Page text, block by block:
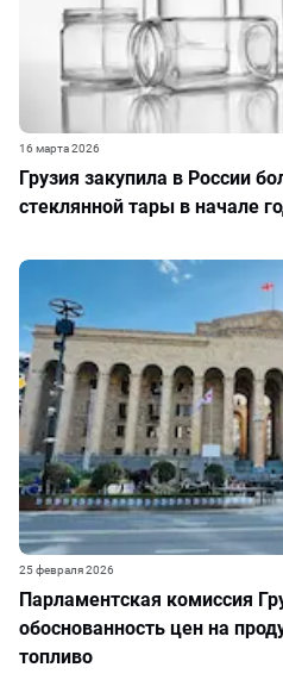
Грузия закупила в России
стеклянной тары в начале
16 марта 2026
Парламентская комиссия
обоснованность цен на
топливо
25 февраля 2026